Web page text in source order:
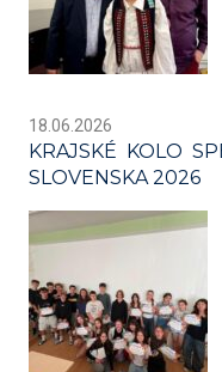
18.06.2026
KRAJSKÉ KOLO
SLOVENSKA 2026